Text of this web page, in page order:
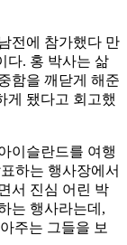
전에 참가했다 만
다. 홍 박사는 삶
함을 깨닫게 해준
게 됐다고 회고했
이슬란드를 여행
하는 행사장에서
서 진심 어린 박
는 행사라는데,
주는 그들을 보